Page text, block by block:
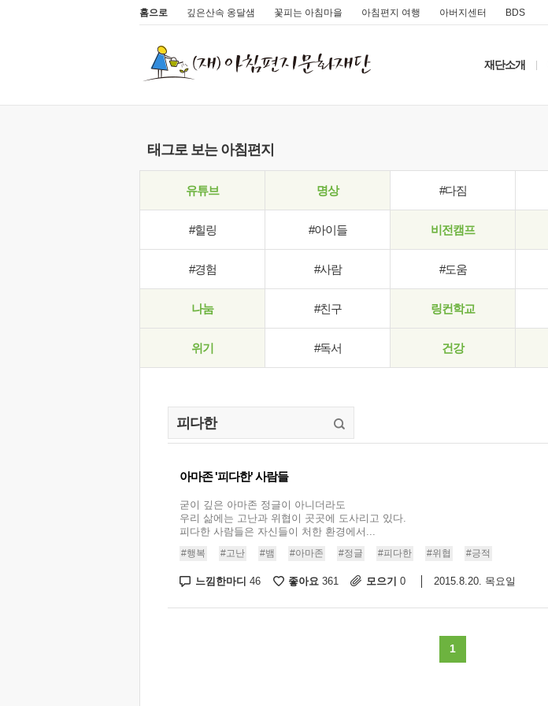
홈으로 깊은산속 옹달샘 꽃피는 아침마을 아침편지 여행 아버지센터 BDS
재단소개
태그로 보는 아침편지
유튜브 명상 #다짐
#힐링 #아이들 비전캠프
#경험 #사람 #도움
나눔 #친구 링컨학교
위기 #독서 건강
아마존 '피다한' 사람들
굳이 깊은 아마존 정글이 아니더라도
우리 삶에는 고난과 위협이 곳곳에 도사리고 있다.
피다한 사람들은 자신들이 처한 환경에서...
#행복 #고난 #뱀 #아마존 #정글 #피다한 #위협 #긍적
느낌한마디 46 좋아요 361 모으기 0 2015.8.20. 목요일
1